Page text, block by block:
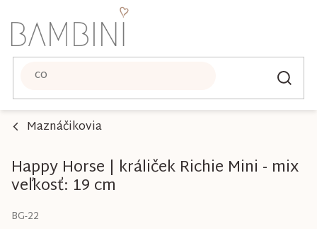
na
obsah
Maznáčikovia
Happy Horse | králiček Richie Mini - mix
veľkosť: 19 cm
BG-22